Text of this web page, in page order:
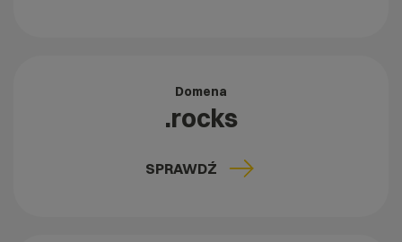
Domena
.rocks
SPRAWDŹ